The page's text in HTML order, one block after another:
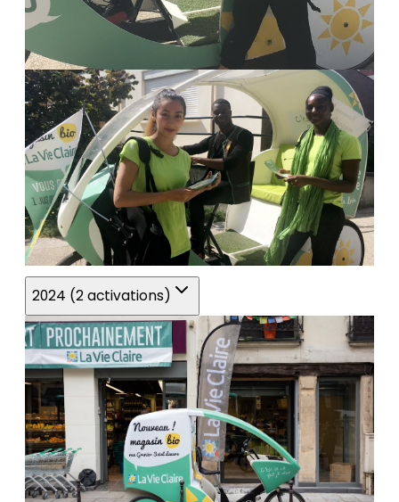
2024 (2 activations)